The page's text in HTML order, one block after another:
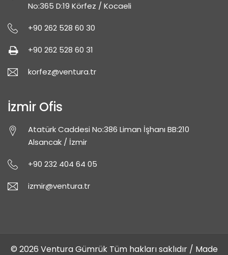
No:365 D:19 Körfez / Kocaeli
+90 262 528 60 30
+90 262 528 60 31
korfez@ventura.tr
İzmir Ofis
Atatürk Caddesi No:386 Liman İşhanı BB:210
Alsancak / İzmir
+90 232 404 64 05
izmir@ventura.tr
© 2026 Ventura GümrükTüm hakları saklıdır / Made